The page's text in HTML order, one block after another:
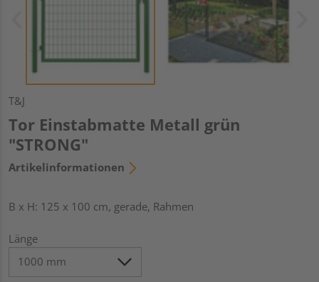
T&J
Tor Einstabmatte Metall grün
"STRONG"
Artikelinformationen
B x H: 125 x 100 cm, gerade, Rahmen
Länge